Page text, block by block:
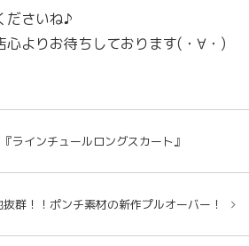
ださいね♪
心よりお待ちしております(・∀・)
ラインチュールロングスカート』
群！！ポンチ素材の新作プルオーバー！